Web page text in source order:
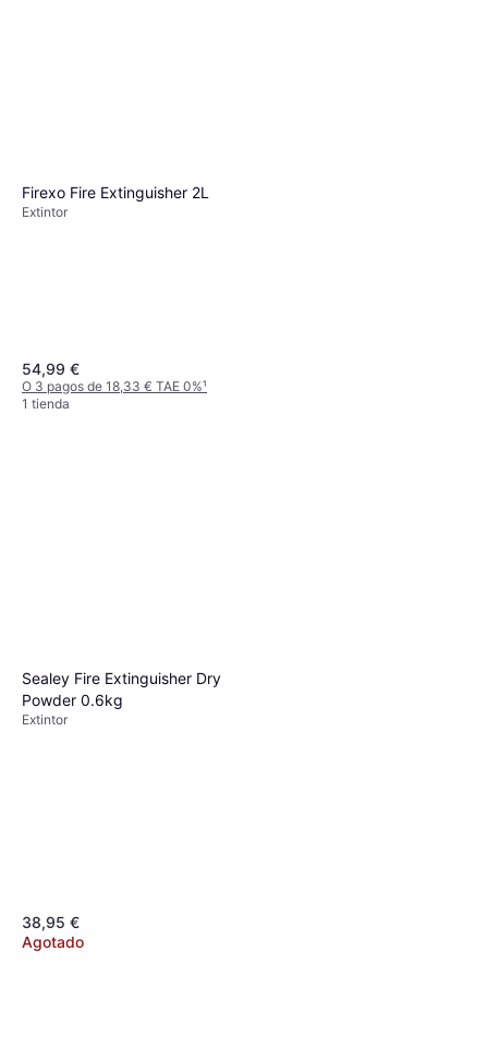
Firexo Fire Extinguisher 2L
Extintor
54,99 €
O 3 pagos de 18,33 € TAE 0%¹
1 tienda
Sealey Fire Extinguisher Dry
Powder 0.6kg
Extintor
38,95 €
Agotado